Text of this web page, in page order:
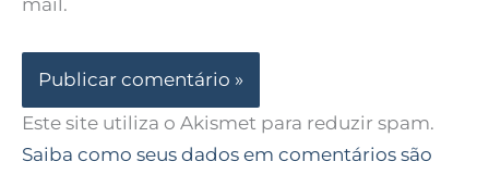
Este site utiliza o Akismet para reduzir spam.
Saiba como seus dados em comentários são